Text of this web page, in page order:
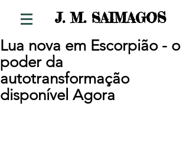
J. M. SAIMAGOS
Lua nova em Escorpião - o
poder da
autotransformação
disponível Agora